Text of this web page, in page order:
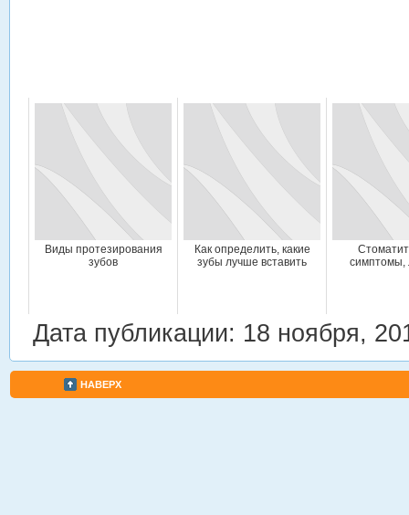
Виды протезирования
зубов
Как определить, какие
зубы лучше вставить
симптомы,
Дата публикации: 18 ноября,
НАВЕРХ